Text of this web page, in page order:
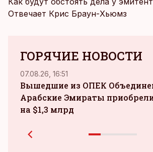
Отвечает Крис Браун-Хьюмз
ГОРЯЧИЕ НОВОСТИ
07.08.26, 16:51
Вышедшие из ОПЕК
Арабские Эмираты
на $1,3 млрд